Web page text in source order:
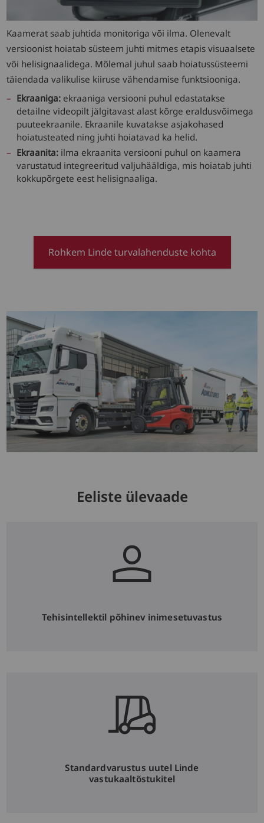
Kaamerat saab juhtida monitoriga või ilma. Olenevalt
versioonist hoiatab süsteem juhti mitmes etapis visuaalsete
või helisignaalidega. Mõlemal juhul saab hoiatussüsteemi
täiendada valikulise kiiruse vähendamise funktsiooniga.
Ekraaniga: ekraaniga versiooni puhul edastatakse
detailne videopilt jälgitavast alast kõrge eraldusvõimega
puuteekraanile. Ekraanile kuvatakse asjakohased
hoiatusteated ning juhti hoiatavad ka helid.
Ekraanita: ilma ekraanita versiooni puhul on kaamera
varustatud integreeritud valjuhääldiga, mis hoiatab juhti
kokkupõrgete eest helisignaaliga.
Rohkem Linde turvalahenduste kohta
Eeliste ülevaade
Tehisintellektil põhinev inimesetuvastus
Standardvarustus uutel Linde
vastukaaltõstukitel